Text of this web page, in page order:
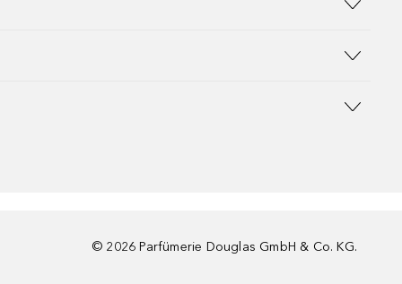
© 2026 Parfümerie Douglas GmbH & Co. KG.